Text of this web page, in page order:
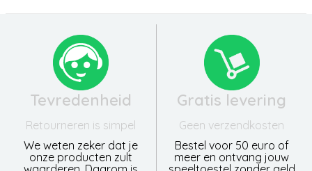
Tevredenheid
Retourneren is simpel
We weten zeker dat je
onze producten zult
Gratis levering
Geen verzendkosten
Bestel voor 50 euro of
meer en ontvang jouw